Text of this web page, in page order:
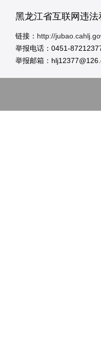
黑龙江省互联网违
链接： http://
举报电话：0451-
举报邮箱：